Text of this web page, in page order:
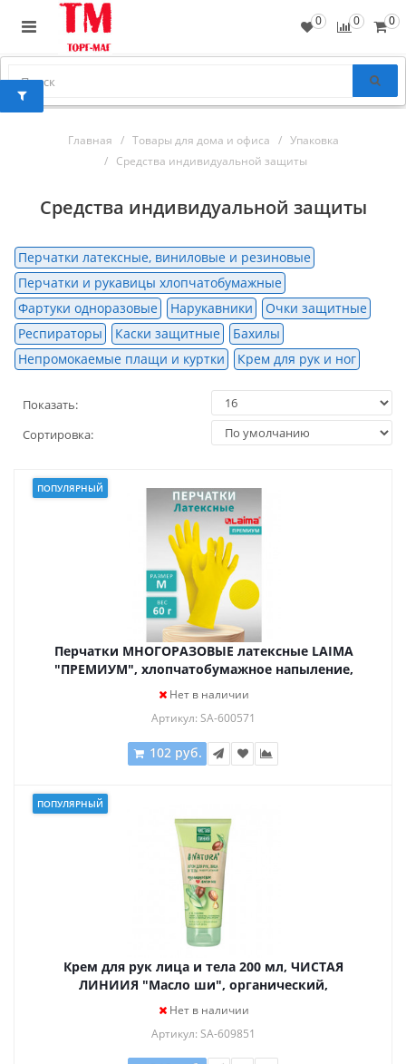
0
0
0
Главная Товары для дома и офиса
Упаковка
Средства индивидуальной защиты
Средства индивидуальной защиты
Перчатки латексные, виниловые и резиновые
Перчатки и рукавицы хлопчатобумажные
Фартуки одноразовые
Нарукавники
Очки защитные
Респираторы
Каски защитные
Бахилы
Непромокаемые плащи и куртки
Крем для рук и ног
Показать:
Сортировка:
ПОПУЛЯРНЫЙ
Перчатки МНОГОРАЗОВЫЕ латексные LAIMA
"ПРЕМИУМ", хлопчатобумажное напыление,
СВЕХПЛОТНЫЕ, размер M (средний), желтые, вес
Нет в наличии
Артикул: SA-600571
102 руб.
ПОПУЛЯРНЫЙ
Крем для рук лица и тела 200 мл, ЧИСТАЯ
ЛИНИИЯ "Масло ши", органический,
питательный
Нет в наличии
Артикул: SA-609851